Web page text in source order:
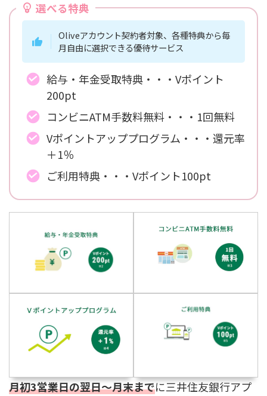
選べる特典
Oliveアカウント契約者対象、各種特典から毎
月自由に選択できる優待サービス
給与・年金受取特典・・・Vポイント
200pt
コンビニATM手数料無料・・・1回無料
Vポイントアッププログラム・・・還元率
＋1％
ご利用特典・・・Vポイント100pt
月初3営業日の翌日〜月末までに三井住友銀行アプ